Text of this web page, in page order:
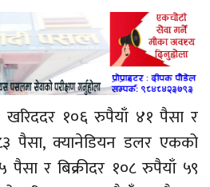
खरिददर १०६ रुपैयाँ ४१ पैसा र
पैसा, क्यानेडियन डलर एकको
र बिक्रीदर १०८ रुपैयाँ ५९